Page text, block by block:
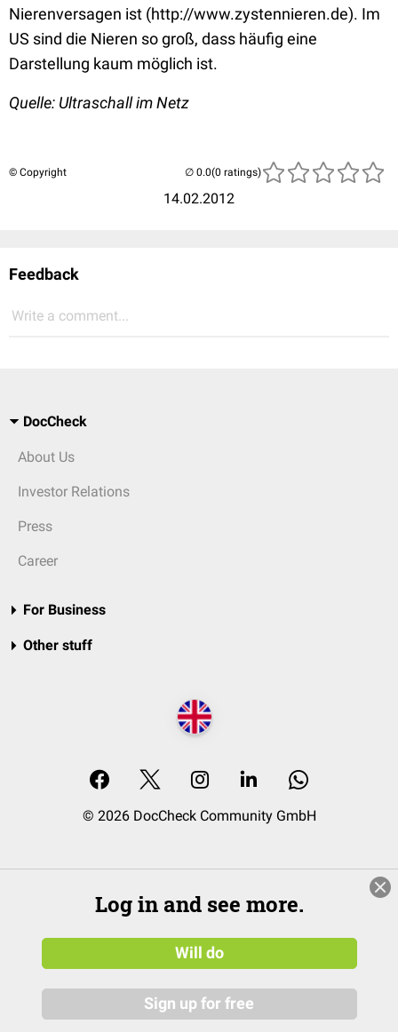
Nierenversagen ist (http://www.zystennieren.de). Im
US sind die Nieren so groß, dass häufig eine
Darstellung kaum möglich ist.
Quelle: Ultraschall im Netz
© Copyright
14.02.2012
(0 ratings)
Feedback
Write a comment...
DocCheck
About Us
Investor Relations
Press
Career
For Business
Other stuff
© 2026 DocCheck Community GmbH
Log in and see more.
Will do
Sign up for free